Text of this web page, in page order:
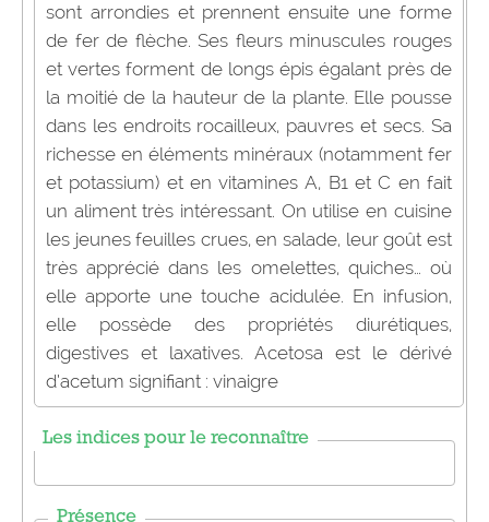
sont arrondies et prennent ensuite une forme
de fer de flèche. Ses fleurs minuscules rouges
et vertes forment de longs épis égalant près de
la moitié de la hauteur de la plante. Elle pousse
dans les endroits rocailleux, pauvres et secs. Sa
richesse en éléments minéraux (notamment fer
et potassium) et en vitamines A, B1 et C en fait
un aliment très intéressant. On utilise en cuisine
les jeunes feuilles crues, en salade, leur goût est
très apprécié dans les omelettes, quiches… où
elle apporte une touche acidulée. En infusion,
elle possède des propriétés diurétiques,
digestives et laxatives. Acetosa est le dérivé
d’acetum signifiant : vinaigre
Les indices pour le reconnaître